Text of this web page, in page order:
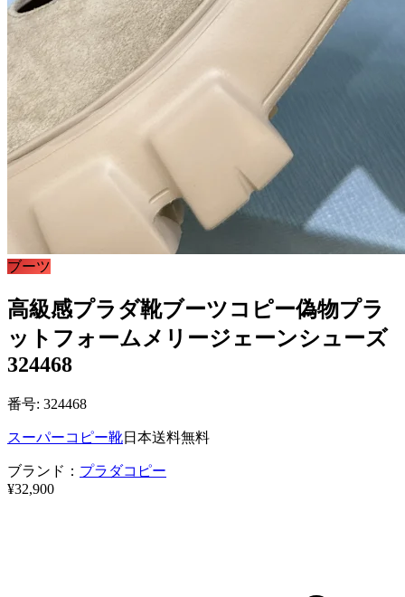
ブーツ
高級感プラダ靴ブーツコピー偽物プラ
ットフォームメリージェーンシューズ
324468
番号: 324468
スーパーコピー靴日本送料無料
ブランド： プラダコピー
¥32,900